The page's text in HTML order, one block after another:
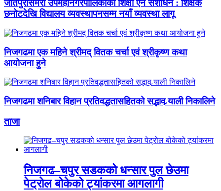
जीतपुरसिमरा उपमहानगरपालिकाको शिक्षा ऐन संशोधन : शिक्षक
छनोटदेखि विद्यालय व्यवस्थापनसम्म नयाँ व्यवस्था लागू
निजगढमा एक महिने श्रीमद् वितक चर्चा एवं श्रीकृष्ण कथा
आयोजना हुने
निजगढमा शनिबार विहान प्रतिवद्धतासहितको सद्भाव र्‍याली निकालिने
ताजा
निजगढ–चपुर सडकको धन्सार पुल छेउमा
पेट्रोल बोकेको ट्यांकरमा आगलागी